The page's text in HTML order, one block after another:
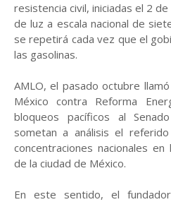
resistencia civil, iniciadas el 2
de luz a escala nacional de
se repetirá cada vez que el
las gasolinas.
AMLO, el pasado octubre
México contra Reforma
bloqueos pacíficos al
sometan a análisis el
concentraciones nacionales
de la ciudad de México.
En este sentido, el